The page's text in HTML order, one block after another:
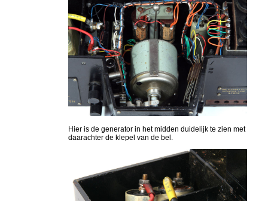
Hier is de generator in het midden duidelijk te zien met
daarachter de klepel van de bel.